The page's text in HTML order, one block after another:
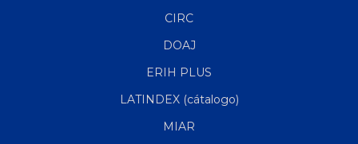
CIRC
DOAJ
ERIH PLUS
LATINDEX (cátalogo)
MIAR